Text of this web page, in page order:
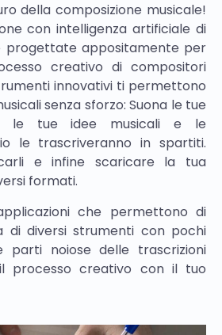
della composizione musicale!
con intelligenza artificiale di
progettate appositamente per
creativo di compositori
innovativi ti permettono
senza sforzo: Suona le tue
e le tue idee musicali e le
le trascriveranno in spartiti.
e infine scaricare la tua
formati.
che permettono di
di diversi strumenti con pochi
parti noiose delle trascrizioni
processo creativo con il tuo